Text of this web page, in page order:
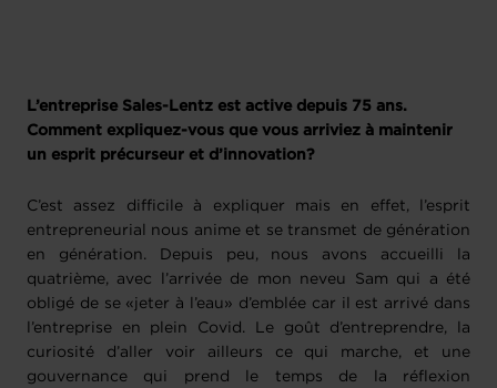
L’entreprise Sales-Lentz est active depuis 75 ans.
Comment expliquez-vous que vous arriviez à maintenir
un esprit précurseur et d’innovation?
C’est assez difficile à expliquer mais en effet, l’esprit
entrepreneurial nous anime et se transmet de génération
en génération. Depuis peu, nous avons accueilli la
quatrième, avec l’arrivée de mon neveu Sam qui a été
obligé de se «jeter à l’eau» d’emblée car il est arrivé dans
l’entreprise en plein Covid. Le goût d’entreprendre, la
curiosité d’aller voir ailleurs ce qui marche, et une
gouvernance qui prend le temps de la réflexion